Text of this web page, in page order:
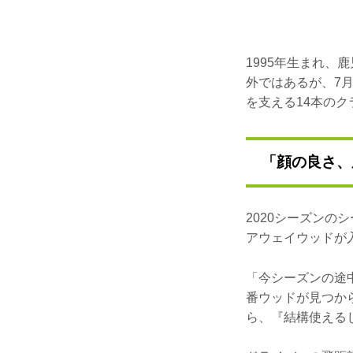
1995年生まれ、
外ではあるが、7
を支える14本のク
「顔の良さ
2020シーズンの
アウェイウッドが
「今シーズンの
番ウッドが見つか
ら、『結構使える